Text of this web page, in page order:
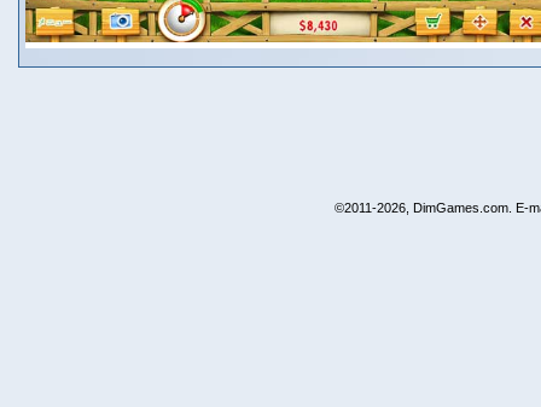
©2011-2026, DimGames.com. E-